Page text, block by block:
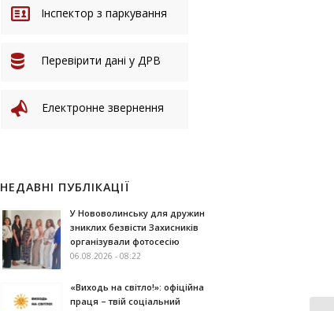
Інспектор з паркування
Перевірити дані у ДРВ
Електронне звернення
НЕДАВНІ ПУБЛІКАЦІЇ
У Нововолинську для дружин
зниклих безвісти Захисників
організували фотосесію
06.08.2026 - 08:22
«Виходь на світло!»: офіційна
праця – твій соціальний